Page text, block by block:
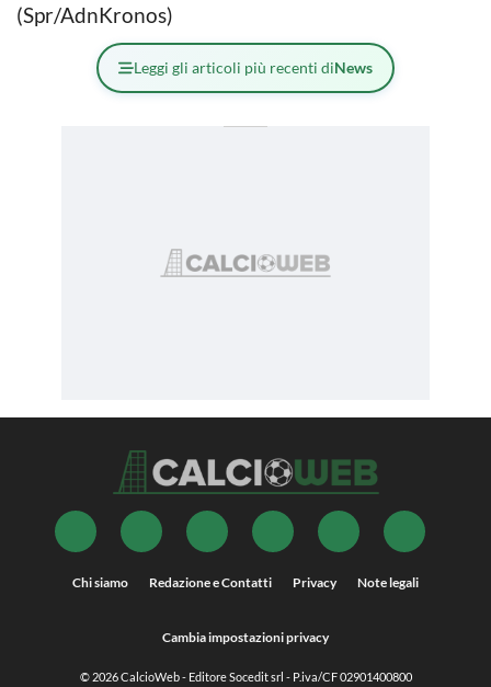
(Spr/AdnKronos)
Leggi gli articoli più recenti diNews
Chi siamo Redazione e Contatti Privacy Note legali
Cambia impostazioni privacy
© 2026CalcioWeb- Editore Socedit srl - P.iva/CF 02901400800